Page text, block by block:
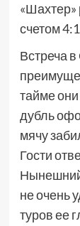
«Шахтер»
счетом
Встреча
тайме
дубль
мячу
Гости
Нынешний
не очень
туров ее